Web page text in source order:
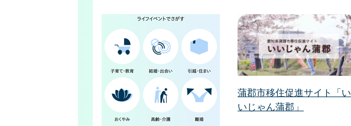
蒲郡市移住促進サイト「い
いじゃん蒲郡」